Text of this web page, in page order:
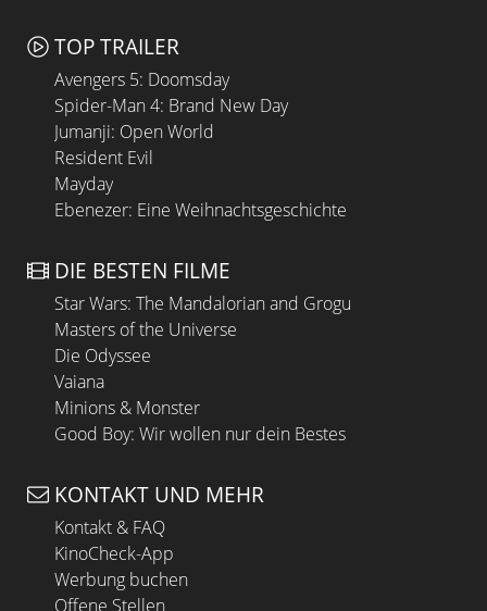
TOP TRAILER
Avengers 5: Doomsday
Spider-Man 4: Brand New Day
Jumanji: Open World
Resident Evil
Mayday
Ebenezer: Eine Weihnachtsgeschichte
DIE BESTEN FILME
Star Wars: The Mandalorian and Grogu
Masters of the Universe
Die Odyssee
Vaiana
Minions & Monster
Good Boy: Wir wollen nur dein Bestes
KONTAKT UND MEHR
Kontakt & FAQ
KinoCheck-App
Werbung buchen
Offene Stellen